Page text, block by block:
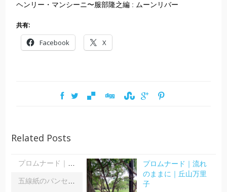
ヘンリー・マンシーニ〜服部隆之編 : ムーンリバー
共有:
Facebook X
Related Posts
プロムナード｜流れのままに｜丘山万里子
プロムナード｜流れ
のままに｜丘山万里
子